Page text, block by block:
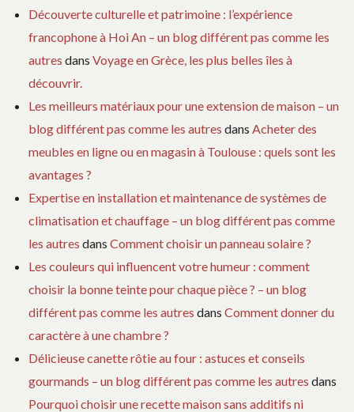
Découverte culturelle et patrimoine : l’expérience
francophone à Hoi An – un blog différent pas comme les
autres dans Voyage en Grèce, les plus belles îles à
découvrir.
Les meilleurs matériaux pour une extension de maison – un
blog différent pas comme les autres dans Acheter des
meubles en ligne ou en magasin à Toulouse : quels sont les
avantages ?
Expertise en installation et maintenance de systèmes de
climatisation et chauffage – un blog différent pas comme
les autres dans Comment choisir un panneau solaire ?
Les couleurs qui influencent votre humeur : comment
choisir la bonne teinte pour chaque pièce ? – un blog
différent pas comme les autres dans Comment donner du
caractère à une chambre ?
Délicieuse canette rôtie au four : astuces et conseils
gourmands – un blog différent pas comme les autres dans
Pourquoi choisir une recette maison sans additifs ni